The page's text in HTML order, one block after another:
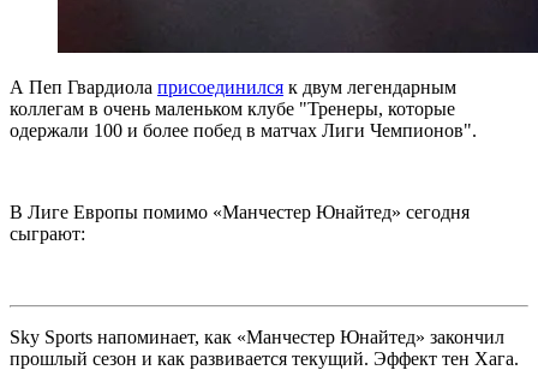
А Пеп Гвардиола присоединился к двум легендарным
коллегам в очень маленьком клубе "Тренеры, которые
одержали 100 и более побед в матчах Лиги Чемпионов".
В Лиге Европы помимо «Манчестер Юнайтед» сегодня
сыграют:
Sky Sports напоминает, как «Манчестер Юнайтед» закончил
прошлый сезон и как развивается текущий. Эффект тен Хага.